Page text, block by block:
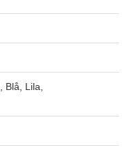
Blå, Lila,